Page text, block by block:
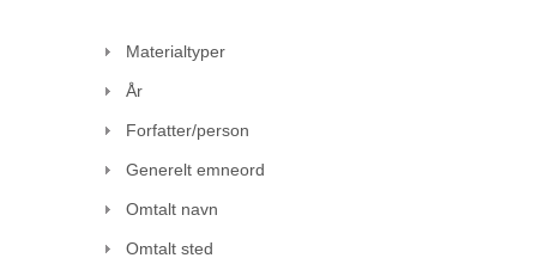
Materialtyper
År
Forfatter/person
Generelt emneord
Omtalt navn
Omtalt sted